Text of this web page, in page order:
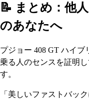
📝 まとめ：他
のあなたへ
プジョー 408 GT ハイブ
乗る人のセンスを証明
す。
「美しいファストバッ